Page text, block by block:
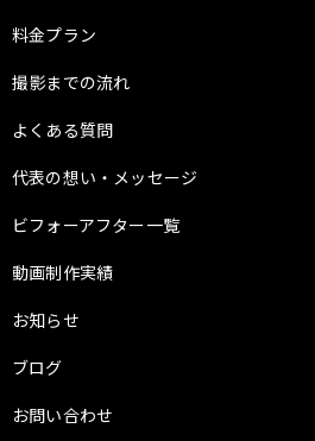
料金プラン
撮影までの流れ
よくある質問
代表の想い・メッセージ
ビフォーアフター一覧
動画制作実績
お知らせ
ブログ
お問い合わせ